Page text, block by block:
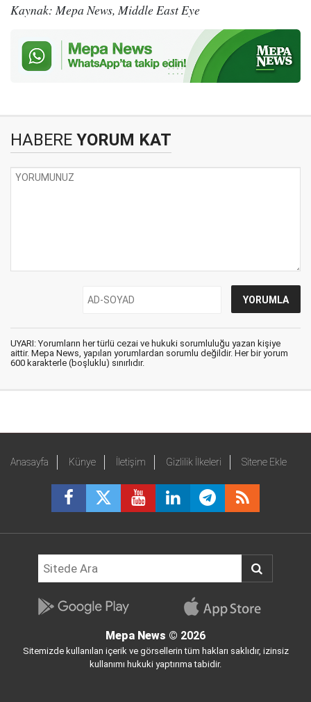
Kaynak: Mepa News, Middle East Eye
HABERE YORUM KAT
UYARI: Yorumların her türlü cezai ve hukuki sorumluluğu yazan kişiye
aittir. Mepa News, yapılan yorumlardan sorumlu değildir. Her bir yorum
600 karakterle (boşluklu) sınırlıdır.
Anasayfa Künye İletişim Gizlilik İlkeleri Sitene Ekle
Mepa News © 2026
Sitemizde kullanılan içerik ve görsellerin tüm hakları saklıdır, izinsiz
kullanımı hukuki yaptırıma tabidir.